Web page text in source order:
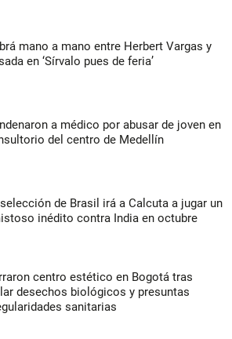
mano a mano entre Herbert Vargas y
en ‘Sírvalo pues de feria’
a médico por abusar de joven en
del centro de Medellín
de Brasil irá a Calcuta a jugar un
inédito contra India en octubre
centro estético en Bogotá tras
desechos biológicos y presuntas
sanitarias